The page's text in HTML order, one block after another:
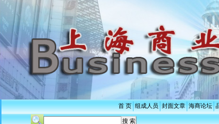
首 页 组成人员 封面文章 海商论坛